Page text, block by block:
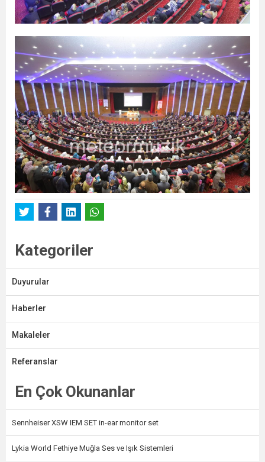
Kategoriler
Duyurular
Haberler
Makaleler
Referanslar
En Çok Okunanlar
Sennheiser XSW IEM SET in-ear monitor set
Lykia World Fethiye Muğla Ses ve Işık Sistemleri